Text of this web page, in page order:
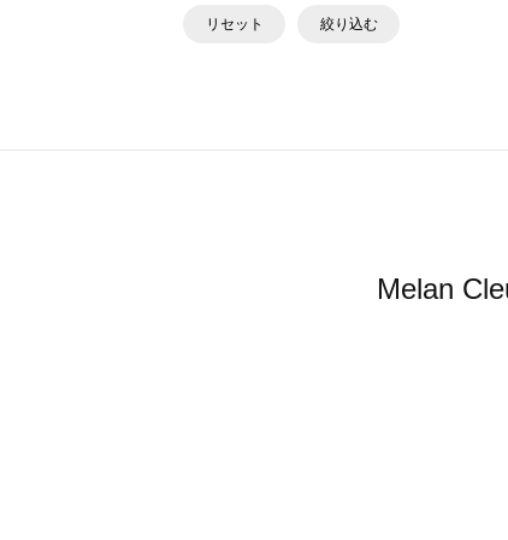
リセット 絞り込む
Melan